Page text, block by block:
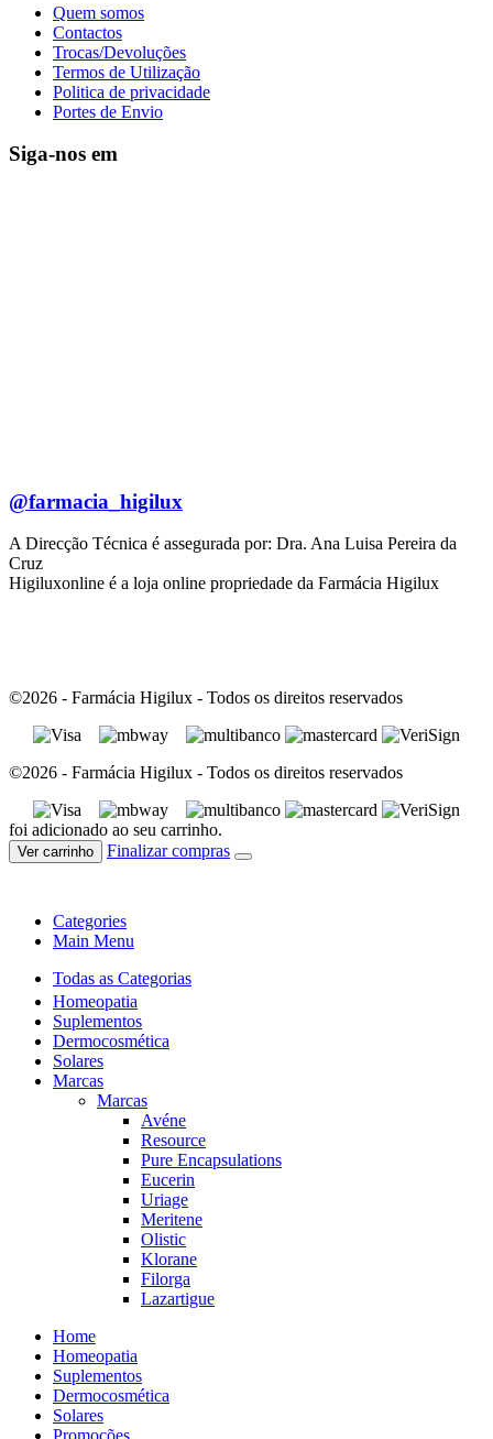
Quem somos
Contactos
Trocas/Devoluções
Termos de Utilização
Politica de privacidade
Portes de Envio
Siga-nos em
@farmacia_higilux
A Direcção Técnica é assegurada por: Dra. Ana Luisa Pereira da
Cruz
Higiluxonline é a loja online propriedade da Farmácia Higilux
©2026 - Farmácia Higilux - Todos os direitos reservados
©2026 - Farmácia Higilux - Todos os direitos reservados
foi adicionado ao seu carrinho.
Ver carrinho Finalizar compras
Categories
Main Menu
Todas as Categorias
Homeopatia
Suplementos
Dermocosmética
Solares
Marcas
Marcas
Avéne
Resource
Pure Encapsulations
Eucerin
Uriage
Meritene
Olistic
Klorane
Filorga
Lazartigue
Home
Homeopatia
Suplementos
Dermocosmética
Solares
Promoções